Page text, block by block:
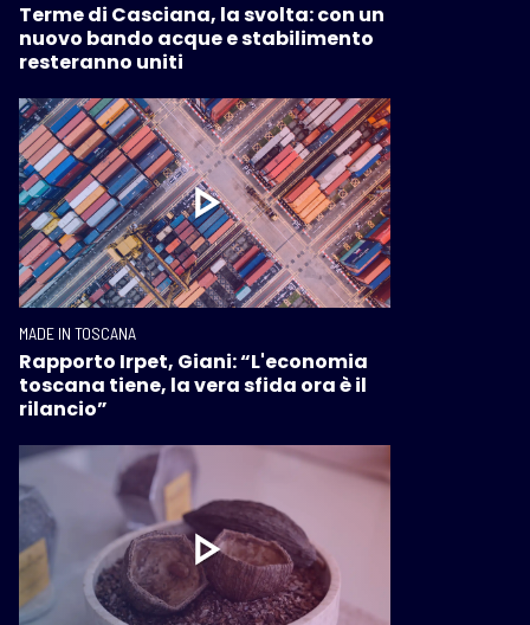
Terme di Casciana, la svolta: con un
nuovo bando acque e stabilimento
resteranno uniti
MADE IN TOSCANA
Rapporto Irpet, Giani: “L'economia
toscana tiene, la vera sfida ora è il
rilancio”